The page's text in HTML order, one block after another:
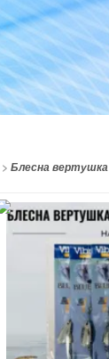
>Блесна вертушка